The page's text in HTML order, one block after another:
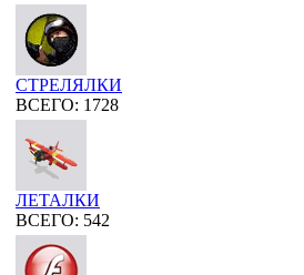
СТРЕЛЯЛКИ
ВСЕГО: 1728
ЛЕТАЛКИ
ВСЕГО: 542